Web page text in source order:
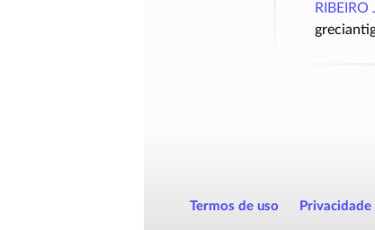
Termos de uso Privacidade